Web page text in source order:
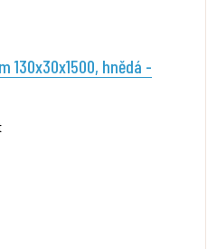
130x30x1500, hnědá -